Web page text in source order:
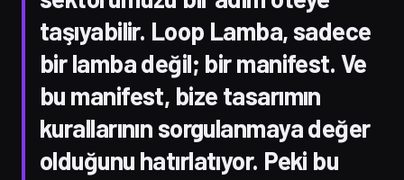
taşıyabilir. Loop Lamba, sadece
bir lamba değil; bir manifest. Ve
bu manifest, bize tasarımın
kurallarının sorgulanmaya değer
olduğunu hatırlatıyor. Peki bu